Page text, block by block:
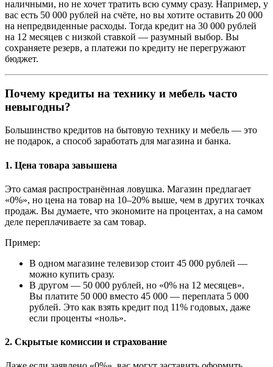
наличными, но не хочет тратить всю сумму сразу. Например, у
вас есть 50 000 рублей на счёте, но вы хотите оставить 20 000
на непредвиденные расходы. Тогда кредит на 30 000 рублей
на 12 месяцев с низкой ставкой — разумный выбор. Вы
сохраняете резерв, а платежи по кредиту не перегружают
бюджет.
Почему кредиты на технику и мебель часто
невыгодны?
Большинство кредитов на бытовую технику и мебель — это
не подарок, а способ заработать для магазина и банка.
1. Цена товара завышена
Это самая распространённая ловушка. Магазин предлагает
«0%», но цена на товар на 10–20% выше, чем в других точках
продаж. Вы думаете, что экономите на процентах, а на самом
деле переплачиваете за сам товар.
Пример:
В одном магазине телевизор стоит 45 000 рублей —
можно купить сразу.
В другом — 50 000 рублей, но «0% на 12 месяцев».
Вы платите 50 000 вместо 45 000 — переплата 5 000
рублей. Это как взять кредит под 11% годовых, даже
если проценты «ноль».
2. Скрытые комиссии и страхование